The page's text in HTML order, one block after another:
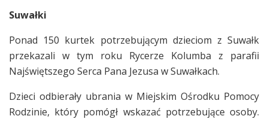
Suwałki
Ponad 150 kurtek potrzebującym dzieciom z Suwałk
przekazali w tym roku Rycerze Kolumba z parafii
Najświętszego Serca Pana Jezusa w Suwałkach.
Dzieci odbierały ubrania w Miejskim Ośrodku Pomocy
Rodzinie, który pomógł wskazać potrzebujące osoby.